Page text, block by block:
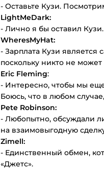
- Оставьте Кузи.
LightMeDark:
- Лично я бы оставил Кузи.
WheresMyHat:
- Зарплата Кузи
поскольку никто не
Eric Fleming:
- Интересно, чтобы мы
Боюсь, что в любом
Pete Robinson:
- Любопытно, обсуждали
на взаимовыгодную
Zimell:
- Единственный обмен,
«Джетс».